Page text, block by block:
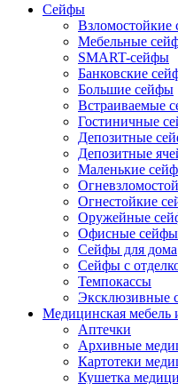
Сейфы
Взломостойкие
Мебельные
SMART-сейфы
Банковские
Большие сейфы
Встраиваемые
Гостиничные
Депозитные
Депозитные
Маленькие
Огнестойкие
Оружейные
Офисные сейфы
Сейфы для дома
Сейфы с
Темпокассы
Эксклюзивные
Медицинская мебель
Аптечки
Архивные
Картотеки
Кушетка